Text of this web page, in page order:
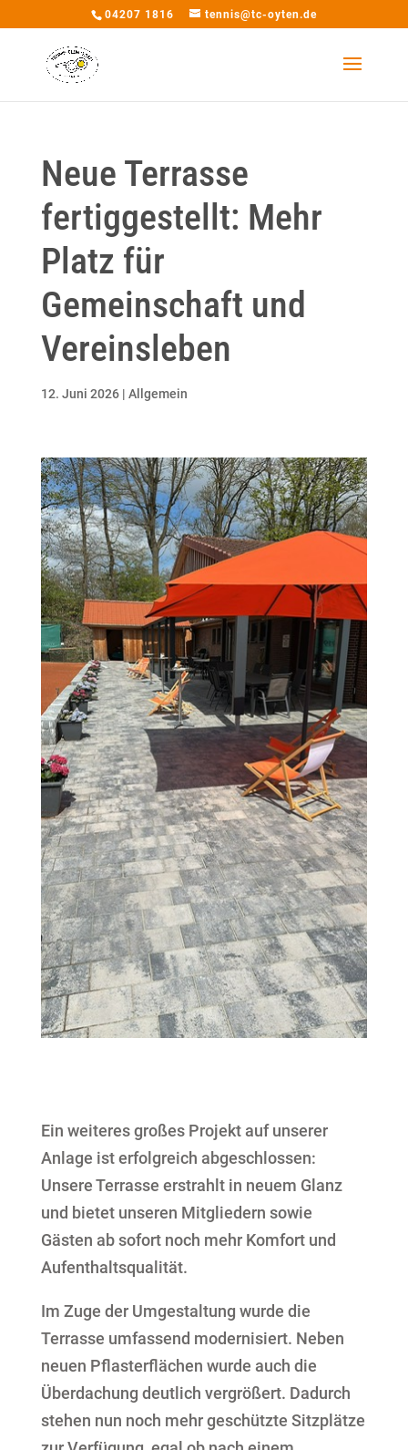
04207 1816 tennis@tc-oyten.de
Neue Terrasse
fertiggestellt: Mehr
Platz für
Gemeinschaft und
Vereinsleben
12. Juni 2026| Allgemein
Ein weiteres großes Projekt auf unserer
Anlage ist erfolgreich abgeschlossen:
Unsere Terrasse erstrahlt in neuem Glanz
und bietet unseren Mitgliedern sowie
Gästen ab sofort noch mehr Komfort und
Aufenthaltsqualität.
Im Zuge der Umgestaltung wurde die
Terrasse umfassend modernisiert. Neben
neuen Pflasterflächen wurde auch die
Überdachung deutlich vergrößert. Dadurch
stehen nun noch mehr geschützte Sitzplätze